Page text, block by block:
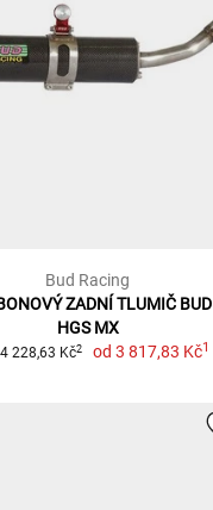
Bud Racing
ZADNÍ TLUMIČ BUD
HGS MX
228,63 Kč2 od3 817,83 Kč1